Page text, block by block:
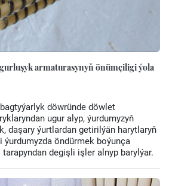
armaturasynyň önümçiligi ýola
döwründe döwlet
ugur alyp, ýurdumyzyň
daşary ýurtlardan getirilýän harytlaryň
öndürmek boýunça
degişli işler alnyp barylýar.